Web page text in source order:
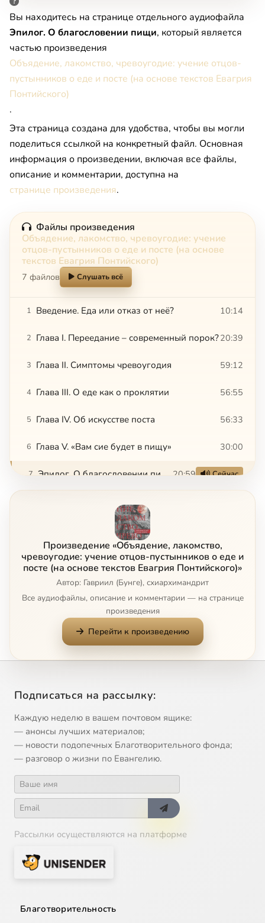
Вы находитесь на странице отдельного аудиофайла
Эпилог. О благословении пищи, который является
частью произведения
Объядение, лакомство, чревоугодие: учение отцов-
пустынников о еде и посте (на основе текстов Евагрия
Понтийского)
.
Эта страница создана для удобства, чтобы вы могли
поделиться ссылкой на конкретный файл. Основная
информация о произведении, включая все файлы,
описание и комментарии, доступна на
странице произведения.
Файлы произведения
Объядение, лакомство, чревоугодие: учение
отцов-пустынников о еде и посте (на основе
текстов Евагрия Понтийского)
7 файлов Слушать всё
1 Введение. Еда или отказ от неё? 10:14
2 Глава I. Переедание – современный порок?20:39
3 Глава II. Симптомы чревоугодия 59:12
4 Глава III. О еде как о проклятии 56:55
5 Глава IV. Об искусстве поста 56:33
6 Глава V. «Вам сие будет в пищу» 30:00
7 20:59 Сейчас
Произведение «Объядение, лакомство,
чревоугодие: учение отцов-пустынников о еде и
посте (на основе текстов Евагрия Понтийского)»
Автор: Гавриил (Бунге), схиархимандрит
Все аудиофайлы, описание и комментарии — на странице
произведения
Перейти к произведению
Подписаться на рассылку:
Каждую неделю в вашем почтовом ящике:
— анонсы лучших материалов;
— новости подопечных Благотворительного фонда;
— разговор о жизни по Евангелию.
Рассылки осуществляются на платформе
Благотворительность